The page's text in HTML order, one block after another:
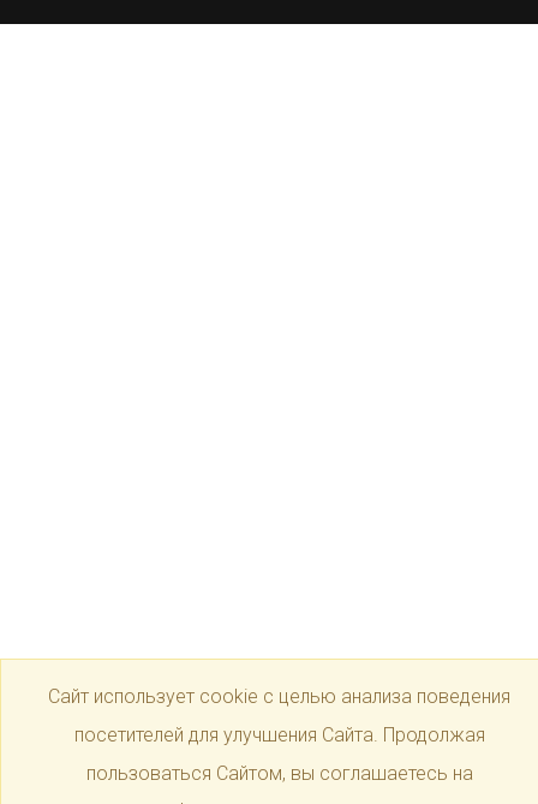
Сайт использует cookie с целью анализа поведения
посетителей для улучшения Сайта. Продолжая
пользоваться Сайтом, вы соглашаетесь на